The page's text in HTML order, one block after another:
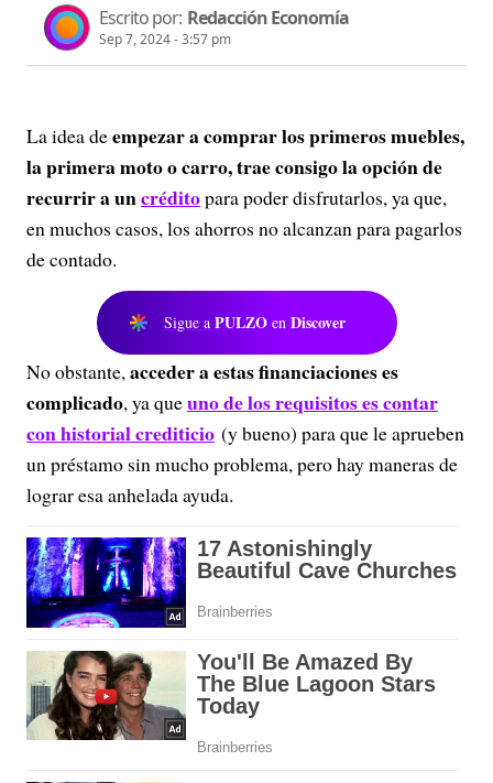
Escrito por: Redacción Economía
Sep 7, 2024 - 3:57 pm
La idea deempezar a comprar los primeros muebles,
la primera moto o carro, trae consigo la opción de
recurrir a uncréditopara poder disfrutarlos, ya que,
en muchos casos, los ahorros no alcanzan para pagarlos
de contado.
Sigue a PULZO en Discover
No obstante,acceder a estas financiaciones es
complicado, ya queuno de los requisitos es contar
con historial crediticio (y bueno) para que le aprueben
un préstamo sin mucho problema, pero hay maneras de
lograr esa anhelada ayuda.